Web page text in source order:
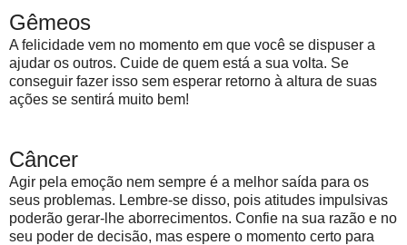
Gêmeos
A felicidade vem no momento em que você se dispuser a
ajudar os outros. Cuide de quem está a sua volta. Se
conseguir fazer isso sem esperar retorno à altura de suas
ações se sentirá muito bem!
Câncer
Agir pela emoção nem sempre é a melhor saída para os
seus problemas. Lembre-se disso, pois atitudes impulsivas
poderão gerar-lhe aborrecimentos. Confie na sua razão e no
seu poder de decisão, mas espere o momento certo para